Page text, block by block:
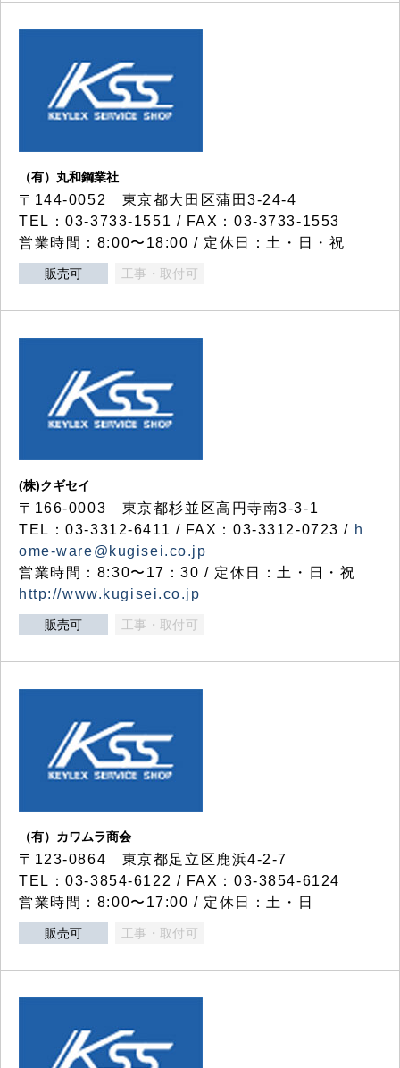
（有）丸和鋼業社
〒144-0052 東京都大田区蒲田3-24-4
TEL：03-3733-1551 / FAX：03-3733-1553
営業時間：8:00〜18:00 / 定休日：土・日・祝
販売可 工事・取付可
(株)クギセイ
〒166-0003 東京都杉並区高円寺南3-3-1
TEL：03-3312-6411 / FAX：03-3312-0723 / h
ome-ware@kugisei.co.jp
営業時間：8:30〜17：30 / 定休日：土・日・祝
http://www.kugisei.co.jp
販売可 工事・取付可
（有）カワムラ商会
〒123-0864 東京都足立区鹿浜4-2-7
TEL：03-3854-6122 / FAX：03-3854-6124
営業時間：8:00〜17:00 / 定休日：土・日
販売可 工事・取付可